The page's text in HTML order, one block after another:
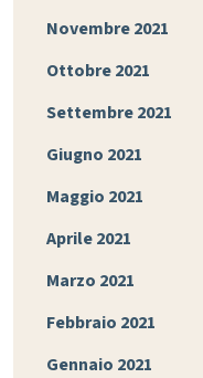
Novembre 2021
Ottobre 2021
Settembre 2021
Giugno 2021
Maggio 2021
Aprile 2021
Marzo 2021
Febbraio 2021
Gennaio 2021